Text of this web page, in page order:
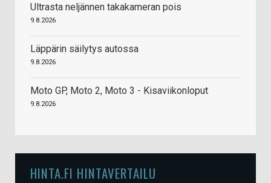
Ultrasta neljännen takakameran pois
9.8.2026
Läppärin säilytys autossa
9.8.2026
Moto GP, Moto 2, Moto 3 - Kisaviikonloput
9.8.2026
HINTA.FI HINTAVERTAILU